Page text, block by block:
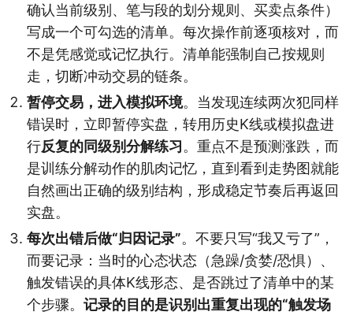
确认当前级别、笔与段的划分规则、买卖点条件）
写成一个可勾选的清单。每次操作前逐项核对，而
不是凭感觉或记忆执行。清单能强制自己按规则
走，切断冲动交易的链条。
暂停交易，进入模拟环境。当发现连续两次犯同样
错误时，立即暂停实盘，转用历史K线或模拟盘进
行反复的同级别分解练习。重点不是预测涨跌，而
是训练分解动作的肌肉记忆，直到看到走势图就能
自然画出正确的级别结构，形成稳定节奏后再返回
实盘。
每次出错后做“归因记录”。不要只写“我又亏了”，
而要记录：当时的心态状态（急躁/贪婪/恐惧）、
触发错误的具体K线形态、是否跳过了清单中的某
个步骤。 记录的目的是识别出重复出现的“触发场